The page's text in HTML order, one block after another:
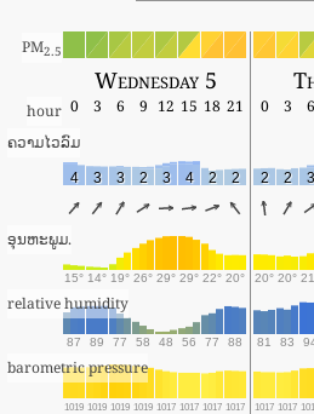
PM2.5
Wednesday 5
hour 0 3 6 9 12 15 18 21 0 3 6
ຄວາມໄວລົມ
4 3 3 2 3 4 2 2 2 2 3
ອຸນຫະພູມ.
15° 14° 19° 26° 29° 29° 22° 20° 20° 20°
relative humidity
87 89 77 58 48 56 77 88 81 83
barometric pressure
1019 1019 1019 1019 1017 1017 1017 1017 1017 1017